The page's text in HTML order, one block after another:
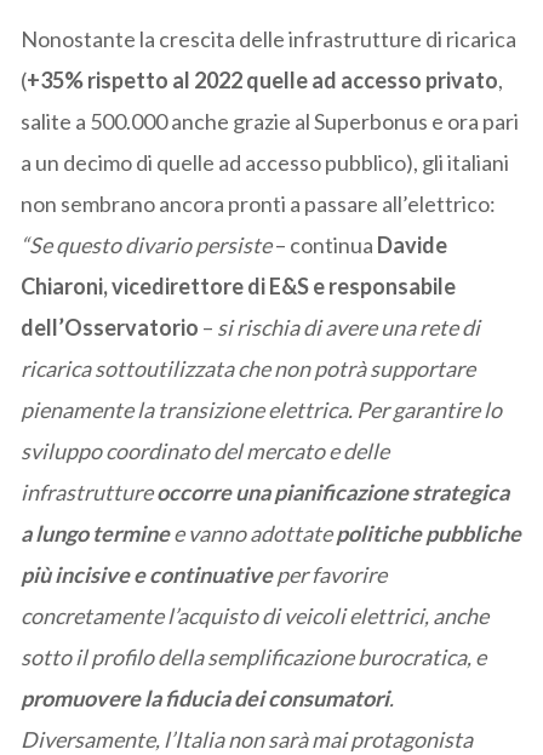
Nonostante la crescita delle infrastrutture di ricarica
(+35% rispetto al 2022 quelle ad accesso privato,
salite a 500.000 anche grazie al Superbonus e ora pari
a un decimo di quelle ad accesso pubblico), gli italiani
non sembrano ancora pronti a passare all’elettrico:
“Se questo divario persiste– continua Davide
Chiaroni, vicedirettore di E&S e responsabile
dell’Osservatorio – si rischia di avere una rete di
ricarica sottoutilizzata che non potrà supportare
pienamente la transizione elettrica. Per garantire lo
sviluppo coordinato del mercato e delle
infrastruttureoccorre una pianificazione strategica
a lungo terminee vanno adottatepolitiche pubbliche
più incisive e continuativeper favorire
concretamente l’acquisto di veicoli elettrici, anche
sotto il profilo della semplificazione burocratica, e
promuovere la fiducia dei consumatori.
Diversamente, l’Italia non sarà mai protagonista